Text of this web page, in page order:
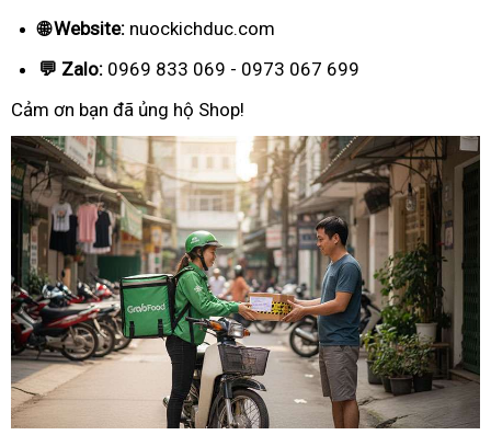
🌐 Website: nuockichduc.com
💬 Zalo: 0969 833 069 - 0973 067 699
Cảm ơn bạn đã ủng hộ Shop!